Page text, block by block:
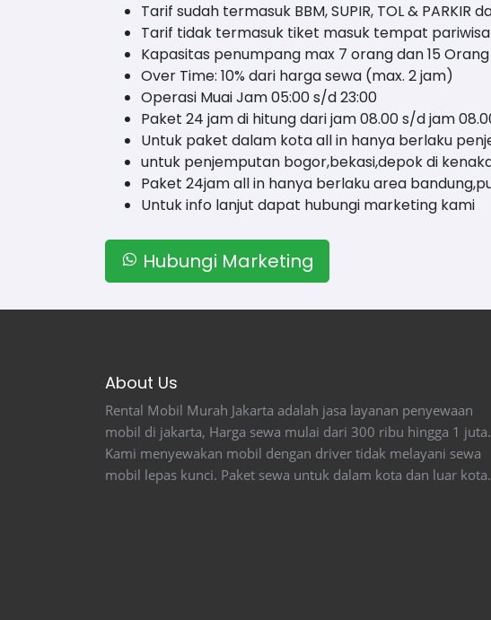
Tarif sudah termasuk BBM, SUPIR, TOL & PARKIR
Tarif tidak termasuk tiket masuk tempat
Kapasitas penumpang max 7 orang dan 15
Over Time: 10% dari harga sewa (max. 2 jam)
Operasi Muai Jam 05:00 s/d 23:00
Paket 24 jam di hitung dari jam 08.00 s/d jam
Untuk paket dalam kota all in hanya berlaku
untuk penjemputan bogor,bekasi,depok di
Paket 24jam all in hanya berlaku area
Untuk info lanjut dapat hubungi marketing kami
Hubungi Marketing
About Us
Rental Mobil Murah Jakarta adalah jasa layanan penyewaan
mobil di jakarta, Harga sewa mulai dari 300 ribu hingga 1 juta.
Kami menyewakan mobil dengan driver tidak melayani sewa
mobil lepas kunci. Paket sewa untuk dalam kota dan luar kota.